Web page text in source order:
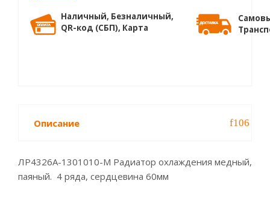
Наличный, Безналичный,
QR-код (СБП), Карта
Описание
ЛР4326A-1301010-М Радиатор охлаждения медный,
паяный. 4 ряда, сердцевина 60мм